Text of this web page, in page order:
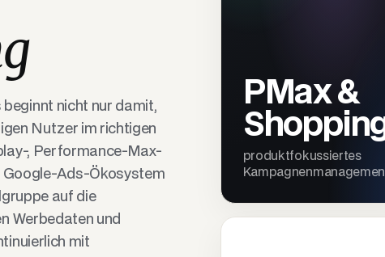
nicht nur damit,
Nutzer im richtigen
, Performance-Max-
Google-Ads-Ökosystem
auf die
Werbedaten und
mit
PMax &
produktfokussiertes